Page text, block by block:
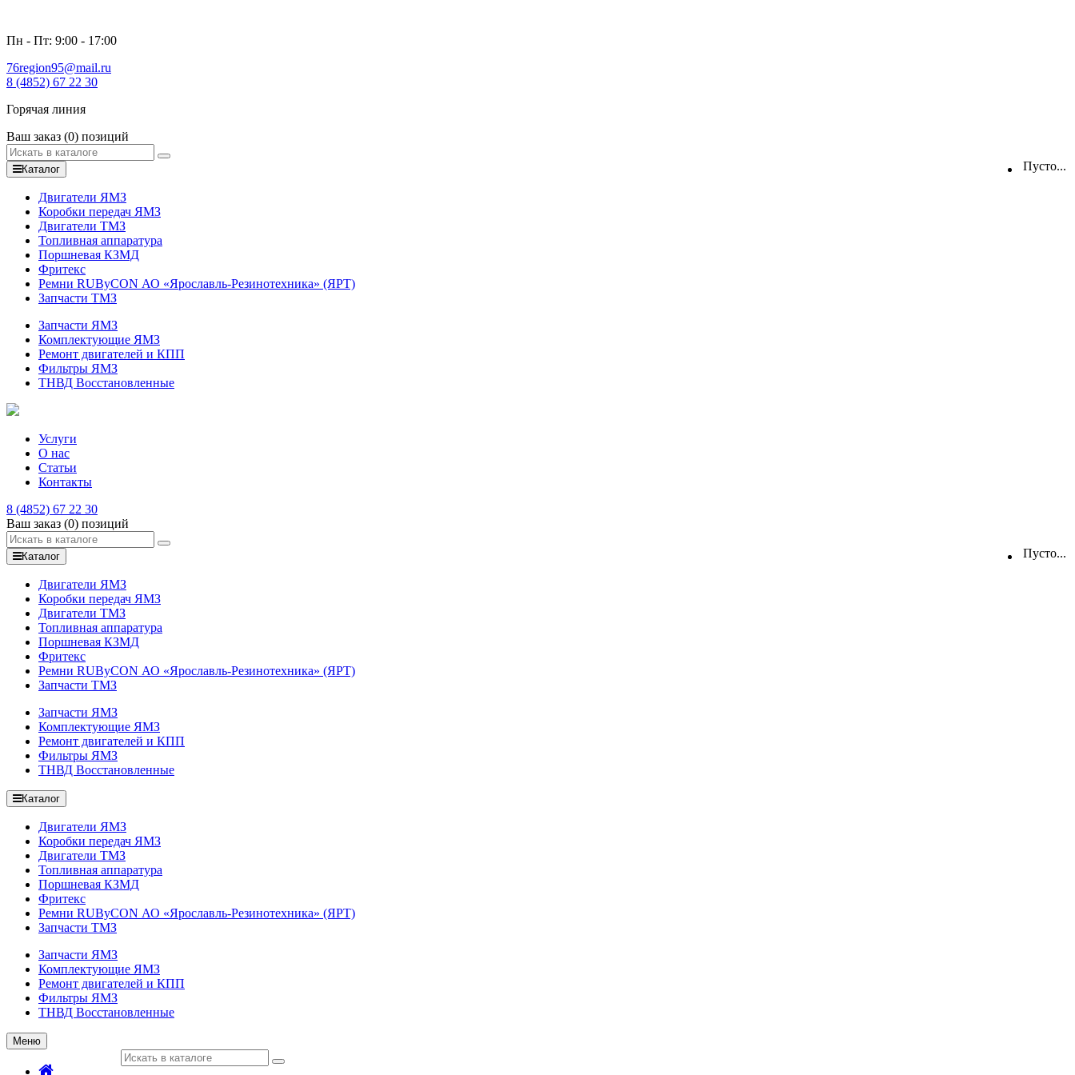
Пн - Пт: 9:00 - 17:00
76region95@mail.ru
8 (4852) 67 22 30
Горячая линия
Ваш заказ (0) позиций
Пусто...
Каталог
Двигатели ЯМЗ
Коробки передач ЯМЗ
Двигатели ТМЗ
Топливная аппаратура
Поршневая КЗМД
Фритекс
Ремни RUByCON АО «Ярославль-Резинотехника» (ЯРТ)
Запчасти ТМЗ
Запчасти ЯМЗ
Комплектующие ЯМЗ
Ремонт двигателей и КПП
Фильтры ЯМЗ
ТНВД Восстановленные
Услуги
О нас
Статьи
Контакты
8 (4852) 67 22 30
Ваш заказ (0) позиций
Пусто...
Каталог
Двигатели ЯМЗ
Коробки передач ЯМЗ
Двигатели ТМЗ
Топливная аппаратура
Поршневая КЗМД
Фритекс
Ремни RUByCON АО «Ярославль-Резинотехника» (ЯРТ)
Запчасти ТМЗ
Запчасти ЯМЗ
Комплектующие ЯМЗ
Ремонт двигателей и КПП
Фильтры ЯМЗ
ТНВД Восстановленные
Каталог
Двигатели ЯМЗ
Коробки передач ЯМЗ
Двигатели ТМЗ
Топливная аппаратура
Поршневая КЗМД
Фритекс
Ремни RUByCON АО «Ярославль-Резинотехника» (ЯРТ)
Запчасти ТМЗ
Запчасти ЯМЗ
Комплектующие ЯМЗ
Ремонт двигателей и КПП
Фильтры ЯМЗ
ТНВД Восстановленные
Меню